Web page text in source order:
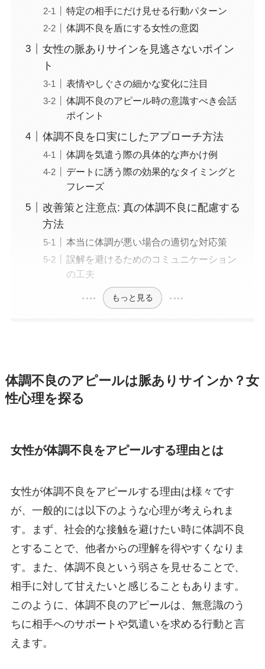
特定の相手にだけ見せる行動パターン
体調不良を盾にする女性の意図
女性の脈ありサインを見逃さないポイン
ト
表情やしぐさの細かな変化に注目
体調不良のアピール時の意識すべき会話
ポイント
体調不良を口実にしたアプローチ方法
体調を気遣う際の具体的な声かけ例
デートに誘う際の効果的なタイミングと
フレーズ
改善策と注意点: 真の体調不良に配慮する
方法
本当に体調が悪い場合の適切な対応策
誤解を避けるためのコミュニケーション
の工夫
もっと見る
体調不良のアピールは脈ありサインか？女
性心理を探る
女性が体調不良をアピールする理由とは
女性が体調不良をアピールする理由は様々です
が、一般的には以下のような心理が考えられま
す。まず、社会的な接触を避けたい時に体調不良
とすることで、他者からの理解を得やすくなりま
す。また、体調不良という弱さを見せることで、
相手に対して甘えたいと感じることもあります。
このように、体調不良のアピールは、無意識のう
ちに相手へのサポートや気遣いを求める行動と言
えます。